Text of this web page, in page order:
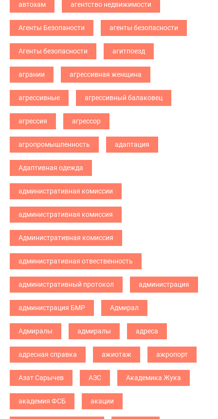
автохам агентство недвижимости
Агенты Безопаности агенты безопасности
Агенты безопасности агитпоезд
агрании агрессивная женщина
агрессивные агрессивный балаковец
агрессия агрессор
агропромышленность адаптация
Адаптивная одежда
административная комиссии
административная комиссия
Административная комиссия
административная отвественность
административный протокол администрация
администрация БМР Адмирал
Адмиралы адмиралы адреса
адресная справка ажиотаж ажропорт
Азат Сарычев АЗС Академика Жука
академия ФСБ акации